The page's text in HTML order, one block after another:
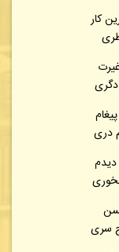
کار
دری
سری